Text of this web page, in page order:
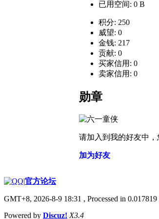
已用空间: 0 B
积分: 250
威望: 0
金钱: 217
贡献: 0
买家信用: 0
卖家信用: 0
勋章
请加入到我的好友中
加为好友
|官方论坛
GMT+8, 2026-8-9 18:31 , Processed in
Powered by Discuz! X3.4